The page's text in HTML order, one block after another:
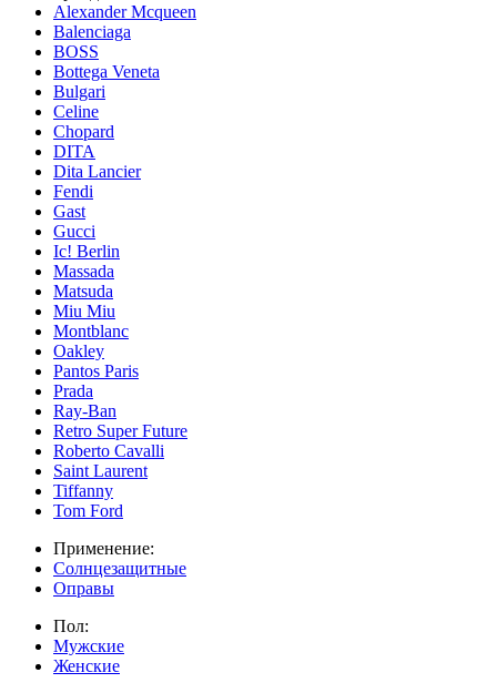
Alexander Mcqueen
Balenciaga
BOSS
Bottega Veneta
Bulgari
Celine
Chopard
DITA
Dita Lancier
Fendi
Gast
Gucci
Ic! Berlin
Massada
Matsuda
Miu Miu
Montblanc
Oakley
Pantos Paris
Prada
Ray-Ban
Retro Super Future
Roberto Cavalli
Saint Laurent
Tiffanny
Tom Ford
Применение:
Солнцезащитные
Оправы
Пол:
Мужские
Женские